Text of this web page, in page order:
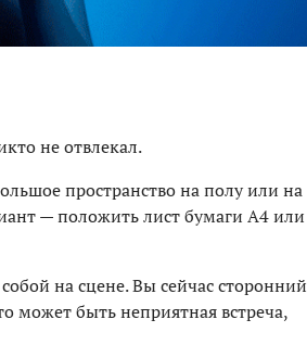
не отвлекал.
пространство на полу или на
— положить лист бумаги А4 или
на сцене. Вы сейчас сторонний
может быть неприятная встреча,